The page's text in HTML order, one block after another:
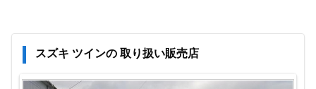
スズキ ツインの 取り扱い販売店